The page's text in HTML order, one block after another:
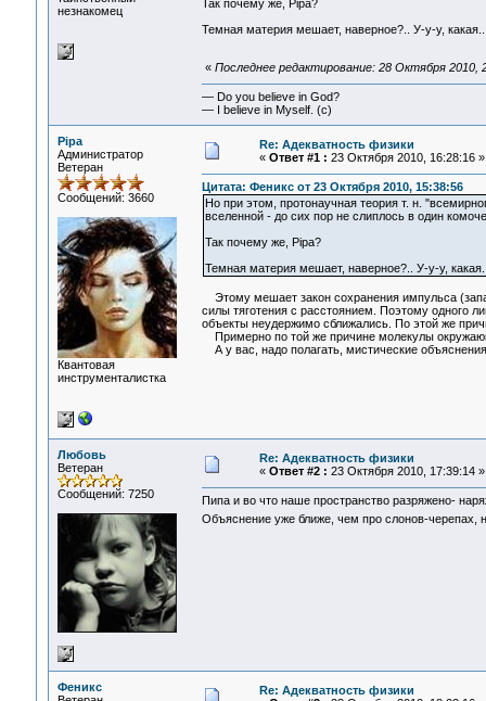
незнакомец
Так почему же, Pipa?
Темная материя мешает, наверное?.. У-у-у,
« Последнее редактирование: 28 Октября 2010,
— Do you believe in God?
— I believe in Myself. (c)
Pipa
Администратор
Ветеран
Сообщений: 3660
Квантовая
инструменталистка
Re: Адекватность физики
« Ответ #1 : 23 Октября 2010, 16:28:16 »
Цитата: Феникс от 23 Октября 2010, 15:38:56
Но при этом, протонаучная теория т. н.
вселенной - до сих пор не слиплось в один
Так почему же, Pipa?
Темная материя мешает, наверное?.. У-у-у,
Этому мешает закон сохранения импульса
силы тяготения с расстоянием. Поэтому одного
объекты неудержимо сближались. По этой же
Примерно по той же причине молекулы
А у вас, надо полагать, мистические
Любовь
Ветеран
Сообщений: 7250
Re: Адекватность физики
« Ответ #2 : 23 Октября 2010, 17:39:14 »
Пипа и во что наше пространство разряжено-
Объяснение уже ближе, чем про слонов-
Феникс
Re: Адекватность физики